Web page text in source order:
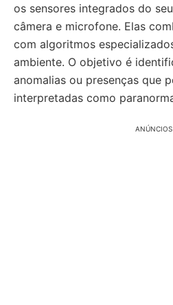
os sensores integrados do
câmera e microfone. Elas
com algoritmos
ambiente. O objetivo é
anomalias ou presenças que
interpretadas como
ANÚNCIOS